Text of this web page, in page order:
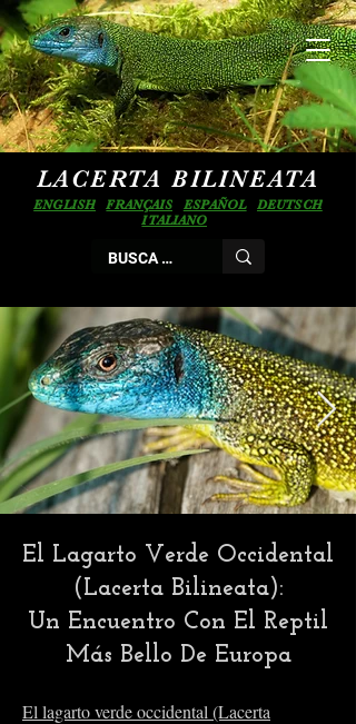
LACERTA BILINEATA
ENGLISH FRANÇAIS ESPAÑOL
DEUTSCH
ITALIANO
El Lagarto Verde Occidental
(Lacerta Bilineata):
Un Encuentro Con El Reptil
Más Bello De Europa
El lagarto verde occidental (Lacerta